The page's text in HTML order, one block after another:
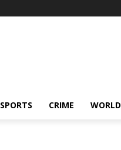
SPORTS CRIME WORLD